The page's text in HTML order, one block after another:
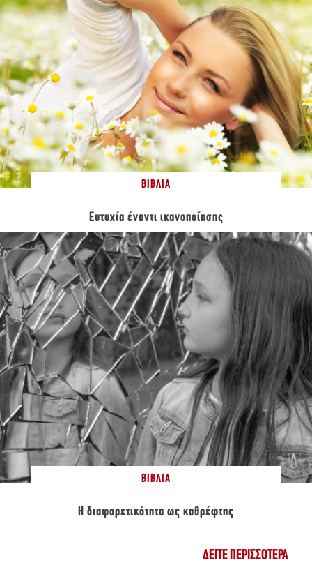
ΒΙΒΛΊΑ
Ευτυχία έναντι ικανοποίησης
ΒΙΒΛΊΑ
Η διαφορετικότητα ως καθρέφτης
ΔΕΊΤΕ ΠΕΡΙΣΣΌΤΕΡΑ